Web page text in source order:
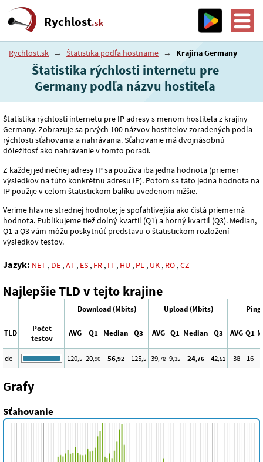
Rychlost.sk
Rychlost.sk → Štatistika podľa hostname → Krajina Germany
Štatistika rýchlosti internetu pre
Germany podľa názvu hostiteľa
Štatistika rýchlosti internetu pre IP adresy s menom hostiteľa z krajiny
Germany. Zobrazuje sa prvých 100 názvov hostiteľov zoradených podľa
rýchlosti sťahovania a nahrávania. Sťahovanie má dvojnásobnú
dôležitosť ako nahrávanie v tomto poradí.
Z každej jedinečnej adresy IP sa používa iba jedna hodnota (priemer
výsledkov na túto konkrétnu adresu IP). Potom sa táto jedna hodnota na
IP použije v celom štatistickom balíku uvedenom nižšie.
Veríme hlavne strednej hodnote; je spoľahlivejšia ako čistá priemerná
hodnota. Publikujeme tiež dolný kvartil (Q1) a horný kvartil (Q3). Median,
Q1 a Q3 vám môžu poskytnúť predstavu o štatistickom rozložení
výsledkov testov.
Jazyk: NET , DE ,AT , ES , FR , IT , HU , PL , UK , RO ,CZ
Najlepšie TLD v tejto krajine
Download (Mbits) Upload (Mbits) Ping
TLD
Počet
testov
AVG Q1 Median Q3 AVG Q1 Median Q3 AVG Q1
de 120,5 20,90 56,92 125,5 39,78 9,35 24,76 42,51 38 16
Grafy
Sťahovanie